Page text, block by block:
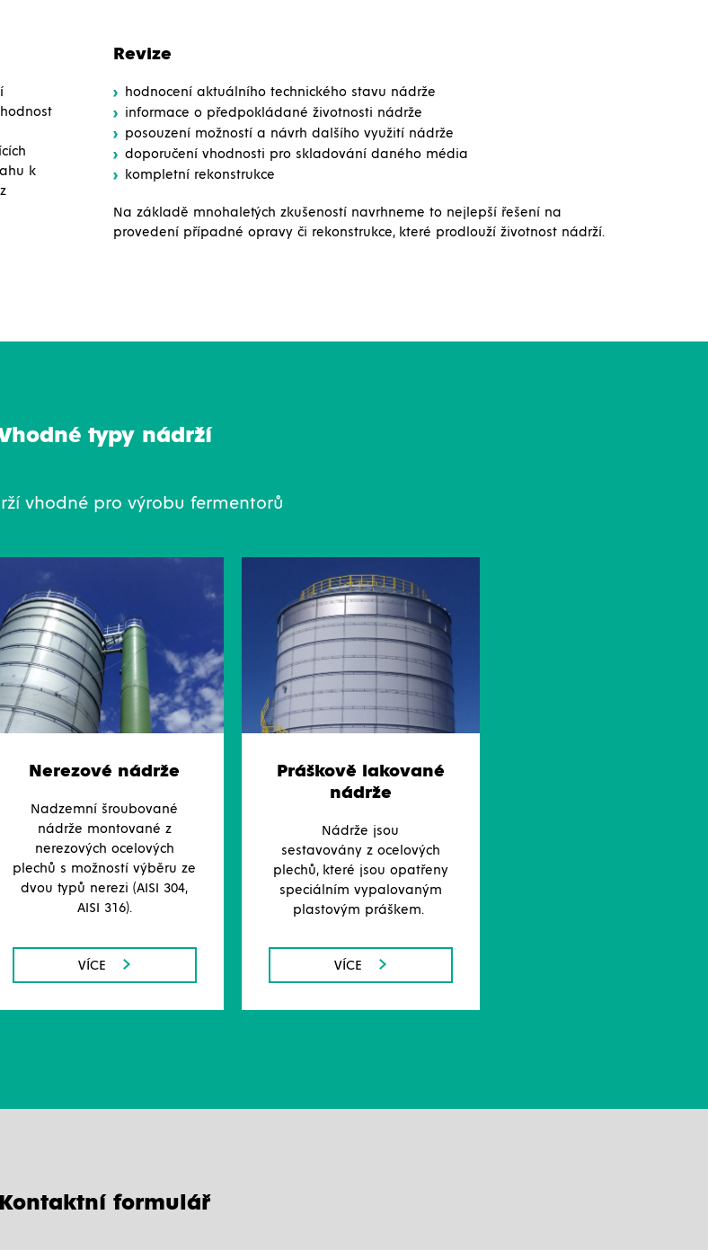
k
Revize
hodnocení aktuálního technického stavu nádrže
informace o předpokládané životnosti nádrže
posouzení možností a návrh dalšího využití nádrže
doporučení vhodnosti pro skladování daného média
kompletní rekonstrukce
Na základě mnohaletých zkušeností navrhneme to nejlepší řešení na
provedení případné opravy či rekonstrukce, které prodlouží životnost nádrží.
typy nádrží
vhodné pro výrobu fermentorů
Nerezové nádrže
Nadzemní šroubované
nádrže montované z
nerezových ocelových
plechů s možností výběru ze
dvou typů nerezi (AISI 304,
AISI 316).
VÍCE
Práškově lakované
nádrže
Nádrže jsou
sestavovány z ocelových
plechů, které jsou opatřeny
speciálním vypalovaným
plastovým práškem.
VÍCE
Kontaktní formulář